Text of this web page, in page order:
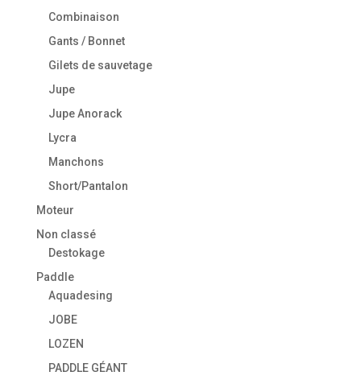
Combinaison
Gants / Bonnet
Gilets de sauvetage
Jupe
Jupe Anorack
Lycra
Manchons
Short/Pantalon
Moteur
Non classé
Destokage
Paddle
Aquadesing
JOBE
LOZEN
PADDLE GÉANT